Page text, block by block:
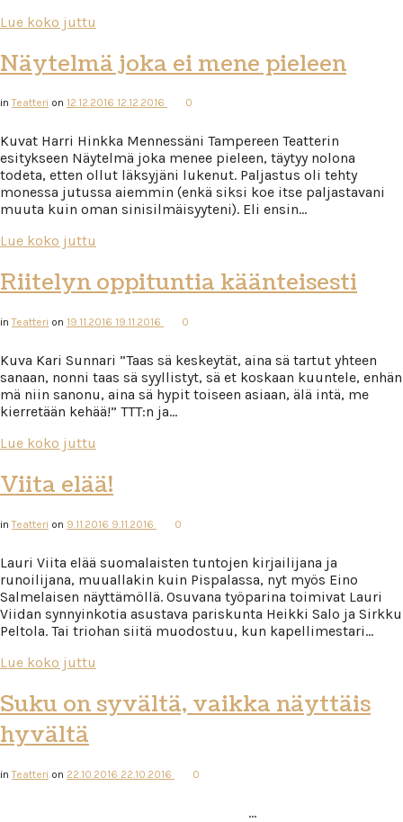
Lue koko juttu
Näytelmä joka ei mene pieleen
inTeatteri on 12.12.2016 12.12.2016 0
Kuvat Harri Hinkka Mennessäni Tampereen Teatterin
esitykseen Näytelmä joka menee pieleen, täytyy nolona
todeta, etten ollut läksyjäni lukenut. Paljastus oli tehty
monessa jutussa aiemmin (enkä siksi koe itse paljastavani
muuta kuin oman sinisilmäisyyteni). Eli ensin…
Lue koko juttu
Riitelyn oppituntia käänteisesti
inTeatteri on 19.11.2016 19.11.2016 0
Kuva Kari Sunnari ”Taas sä keskeytät, aina sä tartut yhteen
sanaan, nonni taas sä syyllistyt, sä et koskaan kuuntele, enhän
mä niin sanonu, aina sä hypit toiseen asiaan, älä intä, me
kierretään kehää!” TTT:n ja…
Lue koko juttu
Viita elää!
inTeatteri on 9.11.2016 9.11.2016 0
Lauri Viita elää suomalaisten tuntojen kirjailijana ja
runoilijana, muuallakin kuin Pispalassa, nyt myös Eino
Salmelaisen näyttämöllä. Osuvana työparina toimivat Lauri
Viidan synnyinkotia asustava pariskunta Heikki Salo ja Sirkku
Peltola. Tai triohan siitä muodostuu, kun kapellimestari…
Lue koko juttu
Suku on syvältä, vaikka näyttäis
hyvältä
inTeatteri on 22.10.2016 22.10.2016 0
…